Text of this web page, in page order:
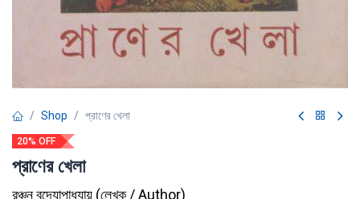
Shop প্রাণের খেলা
20% OFF
প্রাণের খেলা
রঞ্চন বন্দ্যোপাধ্যায় (লেখক / Author)